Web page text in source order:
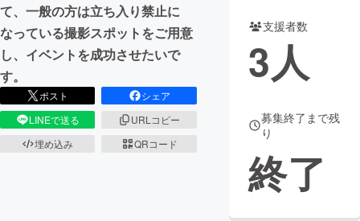
CAMPFIRE for Social Good
CAMPFIRE Creation
CAMPFIREふるさと納税
コミュニティ
て、一般の方は立ち入り禁止に
なっている撮影スポットをご用意
し、イベントを成功させたいで
す。
ポスト
シェア
LINEで送る
URLコピー
埋め込み
QRコード
支援者数
3人
募集終了まで残
り
終了